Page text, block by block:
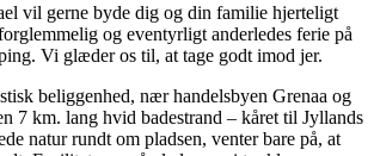
vil gerne byde dig og din familie hjerteligt
og eventyrligt anderledes ferie på
Vi glæder os til, at tage godt imod jer.
beliggenhed, nær handelsbyen Grenaa og
7 km. lang hvid badestrand – kåret til Jyllands
natur rundt om pladsen, venter bare på, at